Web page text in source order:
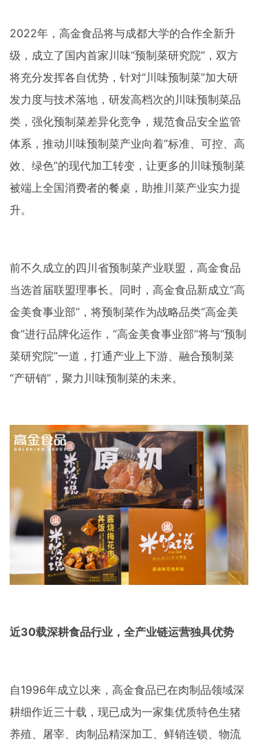
2022年，高金食品将与成都大学的合作全新升
级，成立了国内首家川味“预制菜研究院”，双方
将充分发挥各自优势，针对“川味预制菜”加大研
发力度与技术落地，研发高档次的川味预制菜品
类，强化预制菜差异化竞争，规范食品安全监管
体系，推动川味预制菜产业向着“标准、可控、高
效、绿色”的现代加工转变，让更多的川味预制菜
被端上全国消费者的餐桌，助推川菜产业实力提
升。
前不久成立的四川省预制菜产业联盟，高金食品
当选首届联盟理事长。同时，高金食品新成立“高
金美食事业部”，将预制菜作为战略品类“高金美
食”进行品牌化运作，“高金美食事业部”将与“预制
菜研究院”一道，打通产业上下游、融合预制菜
“产研销”，聚力川味预制菜的未来。
近30载深耕食品行业，全产业链运营独具优势
自1996年成立以来，高金食品已在肉制品领域深
耕细作近三十载，现已成为一家集优质特色生猪
养殖、屠宰、肉制品精深加工、鲜销连锁、物流